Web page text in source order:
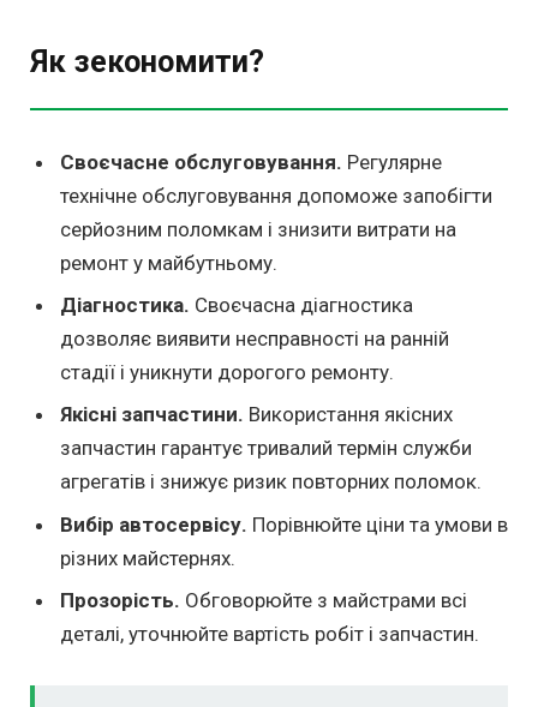
Як зекономити?
Своєчасне обслуговування. Регулярне
технічне обслуговування допоможе запобігти
серйозним поломкам і знизити витрати на
ремонт у майбутньому.
Діагностика. Своєчасна діагностика
дозволяє виявити несправності на ранній
стадії і уникнути дорогого ремонту.
Якісні запчастини. Використання якісних
запчастин гарантує тривалий термін служби
агрегатів і знижує ризик повторних поломок.
Вибір автосервісу. Порівнюйте ціни та умови в
різних майстернях.
Прозорість. Обговорюйте з майстрами всі
деталі, уточнюйте вартість робіт і запчастин.